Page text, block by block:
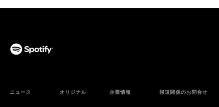
ニュース オリジナル 企業情報 報道関係のお問合せ